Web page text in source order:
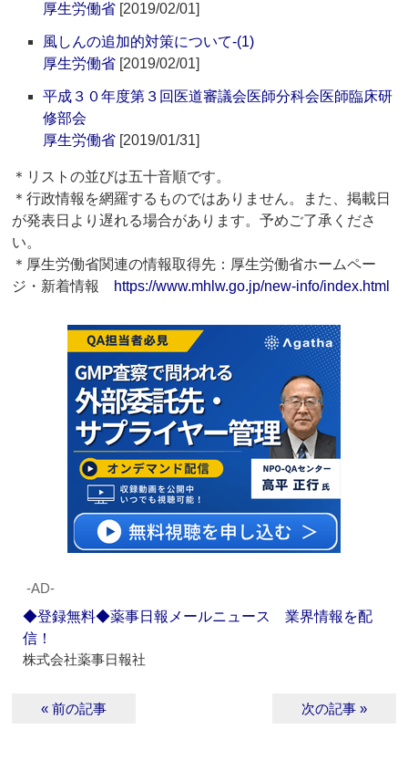
厚生労働省 [2019/02/01]
風しんの追加的対策について‐(1)
厚生労働省 [2019/02/01]
平成３０年度第３回医道審議会医師分科会医師臨床研
修部会
厚生労働省 [2019/01/31]
＊リストの並びは五十音順です。
＊行政情報を網羅するものではありません。また、掲載日
が発表日より遅れる場合があります。予めご了承くださ
い。
＊厚生労働省関連の情報取得先：厚生労働省ホームペー
ジ・新着情報 https://www.mhlw.go.jp/new-info/index.html
‐AD‐
◆登録無料◆薬事日報メールニュース 業界情報を配
信！
株式会社薬事日報社
« 前の記事 次の記事 »